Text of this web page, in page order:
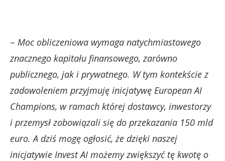
– Moc obliczeniowa wymaga natychmiastowego
znacznego kapitału finansowego, zarówno
publicznego, jak i prywatnego. W tym kontekście z
zadowoleniem przyjmuję inicjatywę European AI
Champions, w ramach której dostawcy, inwestorzy
i przemysł zobowiązali się do przekazania 150 mld
euro. A dziś mogę ogłosić, że dzięki naszej
inicjatywie Invest AI możemy zwiększyć tę kwotę o